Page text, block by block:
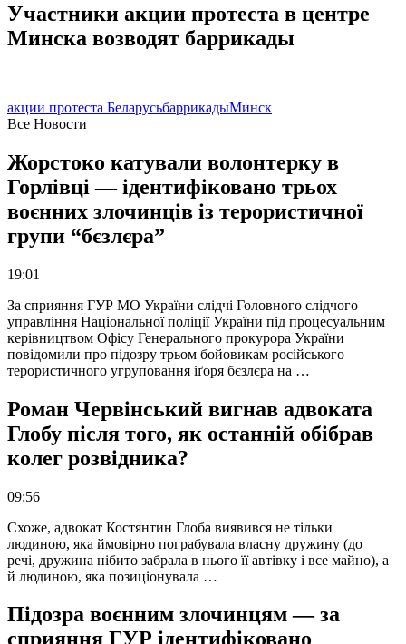
Участники акции протеста в центре
Минска возводят баррикады
акции протеста БеларусьбаррикадыМинск
Все Новости
Жорстоко катували волонтерку в
Горлівці — ідентифіковано трьох
воєнних злочинців із терористичної
групи “бєзлєра”
19:01
За сприяння ГУР МО України слідчі Головного слідчого
управління Національної поліції України під процесуальним
керівництвом Офісу Генерального прокурора України
повідомили про підозру трьом бойовикам російського
терористичного угруповання іґоря бєзлєра на …
Роман Червінський вигнав адвоката
Глобу після того, як останній обібрав
колег розвідника?
09:56
Схоже, адвокат Костянтин Глоба виявився не тільки
людиною, яка ймовірно пограбувала власну дружину (до
речі, дружина нібито забрала в нього її автівку і все майно), а
й людиною, яка позиціонувала …
Підозра воєнним злочинцям — за
сприяння ГУР ідентифіковано